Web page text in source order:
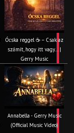
Ócska reggel ☕ – Csak az
számít, hogy itt vagy… |
Gerry Music
Annabella - Gerry Music
(Official Music Video)